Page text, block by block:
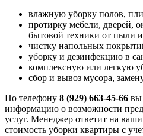
влажную уборку полов,
протирку мебели, дверей,
бытовой техники от пыли и
чистку напольных
уборку и дезинфекцию в
комплексную или легкую
сбор и вывоз мусора,
По телефону 8 (929) 663-45-66 вы
информацию о возможности
услуг. Менеджер ответит на
стоимость уборки квартиры с